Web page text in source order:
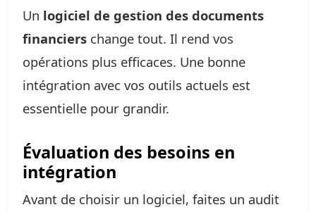
Un logiciel de gestion des documents
financiers change tout. Il rend vos
opérations plus efficaces. Une bonne
intégration avec vos outils actuels est
essentielle pour grandir.
Évaluation des besoins en
intégration
Avant de choisir un logiciel, faites un audit